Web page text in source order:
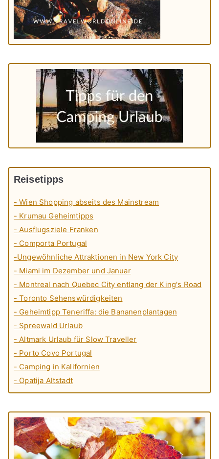
Reisetipps
- Wien Shopping abseits des Mainstream
- Krumau Geheimtipps
- Ausflugsziele Franken
- Comporta Portugal
-Ungewöhnliche Attraktionen in New York City
- Miami im Dezember und Januar
- Montreal nach Quebec City entlang der King's Road
- Toronto Sehenswürdigkeiten
- Geheimtipp Teneriffa: die Bananenplantagen
- Spreewald Urlaub
- Altmark Urlaub für Slow Traveller
- Porto Covo Portugal
- Camping in Kalifornien
- Opatija Altstadt